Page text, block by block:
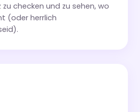
checken und zu sehen, wo
(oder herrlich